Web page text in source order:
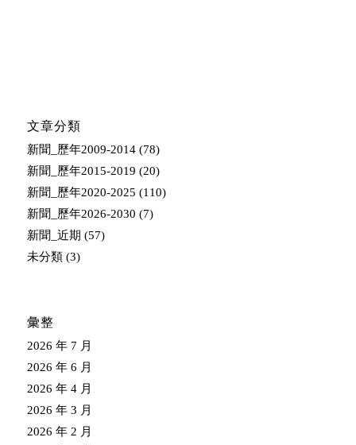
文章分類
新聞_歷年2009-2014(78)
新聞_歷年2015-2019 (20)
新聞_歷年2020-2025 (110)
新聞_歷年2026-2030 (7)
新聞_近期 (57)
未分類(3)
彙整
2026 年 7 月
2026 年 6 月
2026 年 4 月
2026 年 3 月
2026 年 2 月